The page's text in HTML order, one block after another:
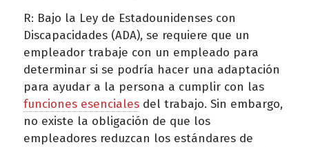
R: Bajo la Ley de Estadounidenses con
Discapacidades (ADA), se requiere que un
empleador trabaje con un empleado para
determinar si se podría hacer una adaptación
para ayudar a la persona a cumplir con las
funciones esenciales del trabajo. Sin embargo,
no existe la obligación de que los
empleadores reduzcan los estándares de